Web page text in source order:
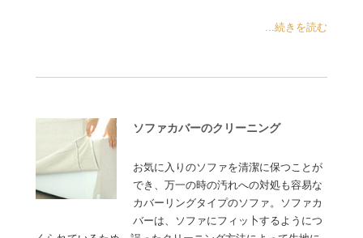
...続きを読む
ソファカバーのクリーニング
お気に入りのソファを清潔に保つことが
でき、万一の時の汚れへの対処も容易な
カバーリングタイプのソファ。ソファカ
バーは、ソファにフィッ卜するようにつ